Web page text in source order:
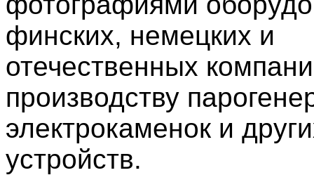
финских, немецких и
отечественных
производству
электрокаменок и
устройств.